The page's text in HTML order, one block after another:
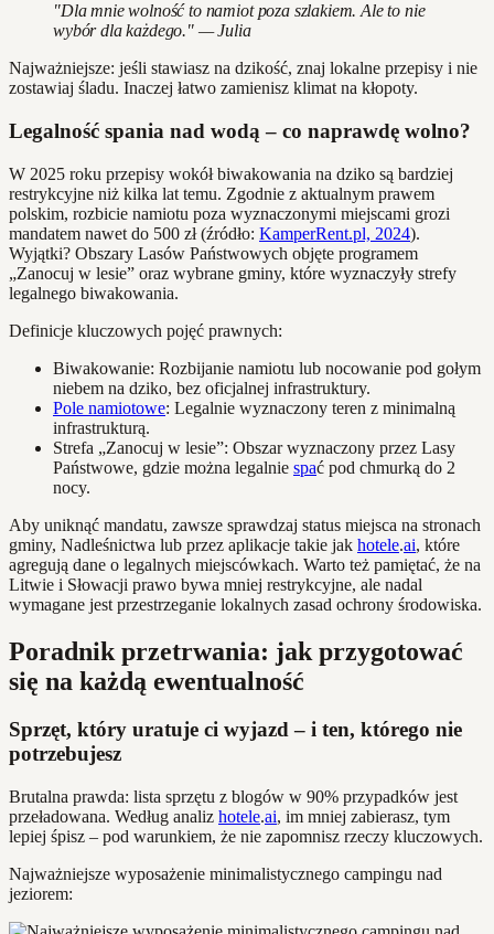
"Dla mnie wolność to namiot poza szlakiem. Ale to nie
wybór dla każdego." — Julia
Najważniejsze: jeśli stawiasz na dzikość, znaj lokalne przepisy i nie
zostawiaj śladu. Inaczej łatwo zamienisz klimat na kłopoty.
Legalność spania nad wodą – co naprawdę wolno?
W 2025 roku przepisy wokół biwakowania na dziko są bardziej
restrykcyjne niż kilka lat temu. Zgodnie z aktualnym prawem
polskim, rozbicie namiotu poza wyznaczonymi miejscami grozi
mandatem nawet do 500 zł (źródło: KamperRent.pl, 2024).
Wyjątki? Obszary Lasów Państwowych objęte programem
„Zanocuj w lesie” oraz wybrane gminy, które wyznaczyły strefy
legalnego biwakowania.
Definicje kluczowych pojęć prawnych:
Biwakowanie: Rozbijanie namiotu lub nocowanie pod gołym
niebem na dziko, bez oficjalnej infrastruktury.
Pole namiotowe: Legalnie wyznaczony teren z minimalną
infrastrukturą.
Strefa „Zanocuj w lesie”: Obszar wyznaczony przez Lasy
Państwowe, gdzie można legalnie spać pod chmurką do 2
nocy.
Aby uniknąć mandatu, zawsze sprawdzaj status miejsca na stronach
gminy, Nadleśnictwa lub przez aplikacje takie jak hotele.ai, które
agregują dane o legalnych miejscówkach. Warto też pamiętać, że na
Litwie i Słowacji prawo bywa mniej restrykcyjne, ale nadal
wymagane jest przestrzeganie lokalnych zasad ochrony środowiska.
Poradnik przetrwania: jak przygotować
się na każdą ewentualność
Sprzęt, który uratuje ci wyjazd – i ten, którego nie
potrzebujesz
Brutalna prawda: lista sprzętu z blogów w 90% przypadków jest
przeładowana. Według analiz hotele.ai, im mniej zabierasz, tym
lepiej śpisz – pod warunkiem, że nie zapomnisz rzeczy kluczowych.
Najważniejsze wyposażenie minimalistycznego campingu nad
jeziorem: